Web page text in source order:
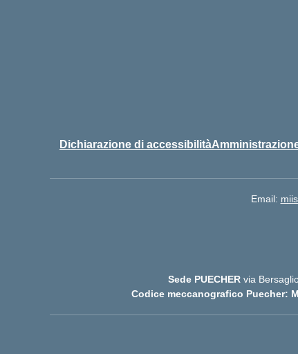
Dichiarazione di accessibilità
Email:
Sede PUECHER via
Codice meccanografico Puecher: